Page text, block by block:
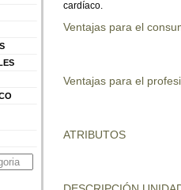
cardíaco.
Ventajas para el
Ventajas para el
ATRIBUTOS